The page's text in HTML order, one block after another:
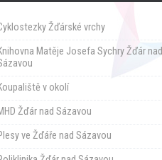
Žďárské vrchy
Matěje Josefa Sychry Žďár nad
v okolí
Žďár nad Sázavou
ve Žďáře nad Sázavou